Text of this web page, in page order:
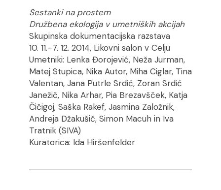
Sestanki na prostem
Družbena ekologija v umetniških akcijah
Skupinska dokumentacijska razstava
10. 11.–7. 12. 2014, Likovni salon v Celju
Umetniki: Lenka Đorojević, Neža Jurman,
Matej Stupica, Nika Autor, Miha Ciglar, Tina
Valentan, Jana Putrle Srdić, Zoran Srdić
Janežič, Nika Arhar, Pia Brezavšček, Katja
Čičigoj, Saška Rakef, Jasmina Založnik,
Andreja Džakušič, Simon Macuh in Iva
Tratnik (SIVA)
Kuratorica: Ida Hiršenfelder